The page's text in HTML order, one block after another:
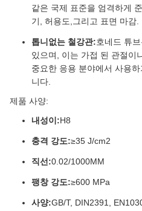
같은 국제 표준을 엄격하게
기, 허용도,그리고 표면 마감.
톱니없는 철강관:호네드 튜
있으며, 이는 가접 된 관절이
중요한 응용 분야에서 사용
니다.
제품 사양:
내성이:H8
충격 강도:≥35 J/cm2
직선:0.02/1000MM
팽창 강도:≥600 MPa
사양:GB/T, DIN2391,